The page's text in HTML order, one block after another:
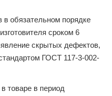
обязательном порядке
сроком 6
скрытых дефектов,
ГОСТ 117-3-002-
товаре в период